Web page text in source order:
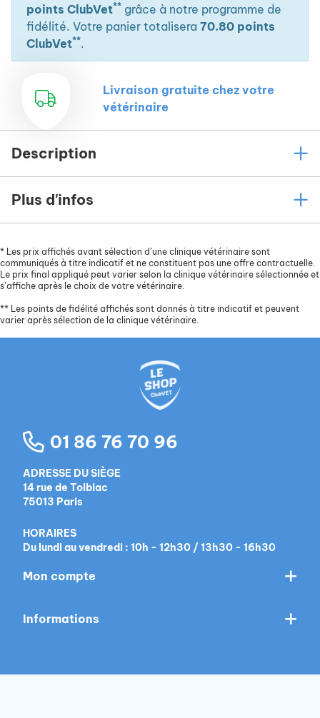
points ClubVet** grâce à notre programme de
fidélité. Votre panier totalisera 70.80 points
ClubVet**.
Livraison gratuite chez votre
vétérinaire
Description
Plus d'infos
* Les prix affichés avant sélection d’une clinique vétérinaire sont
communiqués à titre indicatif et ne constituent pas une offre contractuelle.
Le prix final appliqué peut varier selon la clinique vétérinaire sélectionnée et
s’affiche après le choix de votre vétérinaire.
** Les points de fidélité affichés sont donnés à titre indicatif et peuvent
varier après sélection de la clinique vétérinaire.
01 86 76 70 96
ADRESSE DU SIÈGE
14 rue de Tolbiac
75013 Paris
HORAIRES
Du lundi au vendredi : 10h - 12h30 / 13h30 - 16h30
Mon compte
Informations